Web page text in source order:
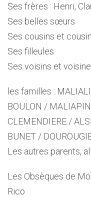
Ses frères : Henri,
Ses belles sœurs
Ses cousins et
Ses filleules
Ses voisins et
les familles :
BOULON /
CLEMENDIERE /
BUNET /
Les autres parents,
Les Obsèques de
Rico